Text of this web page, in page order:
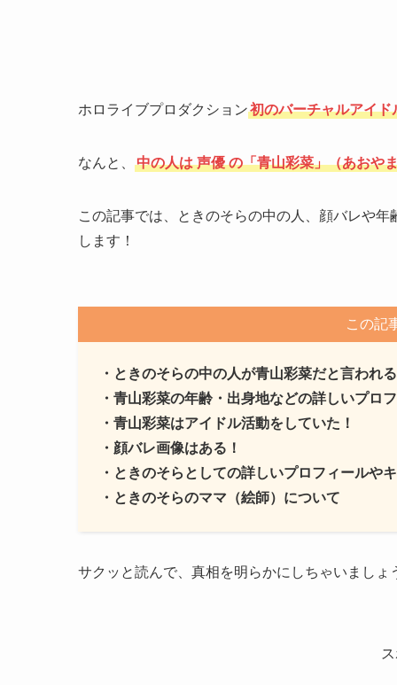
ホロライブプロダクション初のバーチャルアイド
なんと、 中の人は 声優 の「青山彩菜」（あおや
この記事では、ときのそらの中の人、顔バレや
します！
この記
・ときのそらの中の人が青山彩菜だと言われ
・青山彩菜の年齢・出身地などの詳しいプロ
・青山彩菜はアイドル活動をしていた！
・顔バレ画像はある！
・ときのそらとしての詳しいプロフィールや
・ときのそらのママ（絵師）について
サクッと読んで、真相を明らかにしちゃいましょ